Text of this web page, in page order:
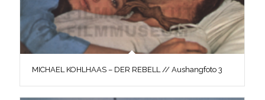
MICHAEL KOHLHAAS – DER REBELL // Aushangfoto 3